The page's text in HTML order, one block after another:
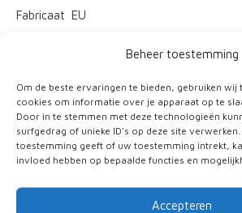
Beheer toestemming
Om de beste ervaringen te bieden, gebruiken wij
cookies om informatie over je apparaat op te
Door in te stemmen met deze technologieën
surfgedrag of unieke ID's op deze site verwerken.
toestemming geeft of uw toestemming intrekt,
invloed hebben op bepaalde functies en
Accepteren
Fabricaat EU
Meer informatie